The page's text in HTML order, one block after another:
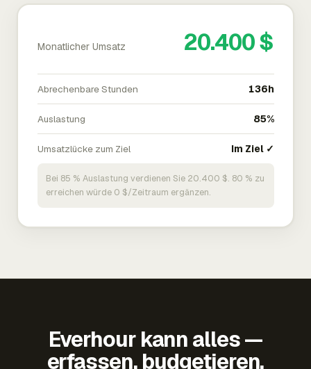
Monatlicher Umsatz 20.400 $
Abrechenbare Stunden 136h
Auslastung 85%
Umsatzlücke zum Ziel Im Ziel ✓
Bei 85 % Auslastung verdienen Sie 20.400 $. 80 % zu
erreichen würde 0 $/Zeitraum ergänzen.
Everhour kann alles —
erfassen, budgetieren,